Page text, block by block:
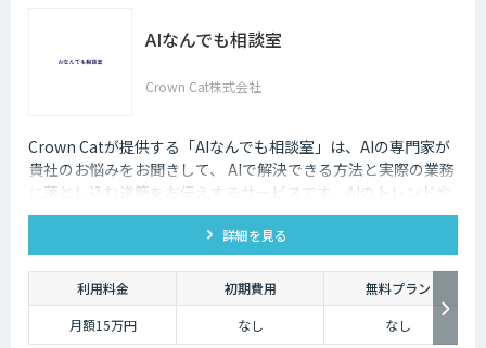
AIなんでも相談室
Crown Cat株式会社
Crown Catが提供する「AIなんでも相談室」は、AIの専門家が
貴社のお悩みをお聞きして、 AIで解決できる方法と実際の業務
に落とし込む道筋をお伝えするサービスです。AIのトレンドや
最新の事例はもちろん、自社にあった活用を安価にクイックに
詳細を見る
利用料金 初期費用
無料プラン
月額15万円
なし なし